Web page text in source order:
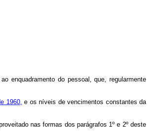
enquadramento do pessoal, que, regularmente
1960, e os níveis de vencimentos constantes da
nas formas dos parágrafos 1º e 2º deste